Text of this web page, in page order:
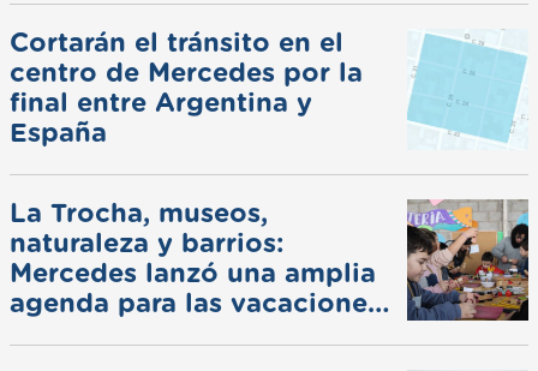
Cortarán el tránsito en el
centro de Mercedes por la
final entre Argentina y
España
La Trocha, museos,
naturaleza y barrios:
Mercedes lanzó una amplia
agenda para las vacaciones